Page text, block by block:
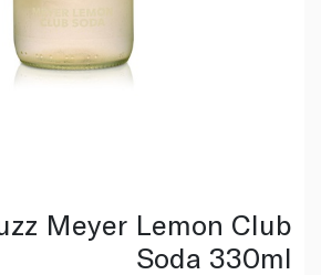
Meyer Lemon Club
Soda 330ml